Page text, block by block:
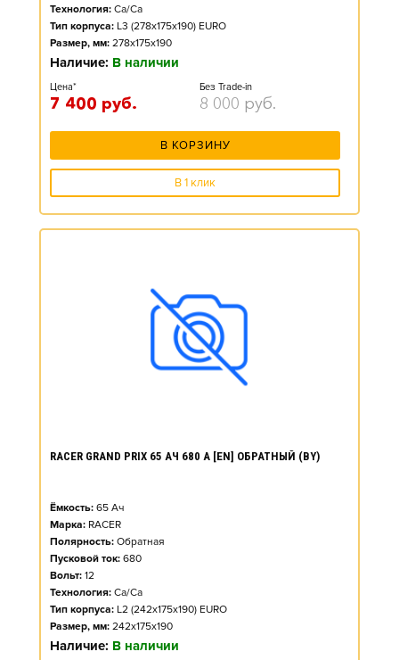
Технология: Ca/Ca
Тип корпуса: L3 (278x175x190) EURO
Размер, мм: 278x175x190
Наличие: В наличии
Цена*
7 400 руб.
Без Trade-in
8 000 руб.
В КОРЗИНУ
В 1 клик
RACER GRAND PRIX 65 АЧ 680 А [EN] ОБРАТНЫЙ (BY)
Ёмкость: 65 Ач
Марка: RACER
Полярность: Обратная
Пусковой ток: 680
Вольт: 12
Технология: Ca/Ca
Тип корпуса: L2 (242x175x190) EURO
Размер, мм: 242x175x190
Наличие: В наличии